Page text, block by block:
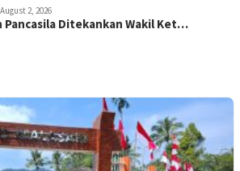
August 2, 2026
Pancasila Ditekankan Wakil Ket…